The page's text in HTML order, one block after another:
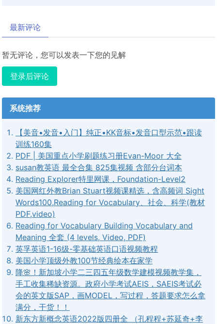
最新评论
暂无评论，您可以发表一下您的见解
登录后评论
系统推荐
【美音•发音•入门】纯正•KK音标•发音口型示范•跟读
训练160集
PDF | 美国重点小学刷题练习册Evan-Moor 大全
susan教英语 最全合集 825集视频 含部分台词本
Reading Explorer特里网课，Foundation-Level2
美国网红外教Brian Stuart视频课精选，含高频词 Sight
Words100,Reading for Vocabulary、社会、科学(教材
PDF,video)
Reading for Vocabulary Building Vocabulary and
Meaning 全套 (4 levels, Video, PDF)
英孚英语1-16级-零基础英语口语视频教程
美国小学顶级外教100节经典绘本在家学
降🌸！新加坡小学二三四五年级数学建模视频教学集，
手工收集稀缺资源。政府小学考试AEIS，SAEIS考试必
会的英文版SAP，画MODEL，写过程，答题要求怎么拿
满分，干货！！
新东方新概念英语2022版四册全 （孔程程+苏延奇+李